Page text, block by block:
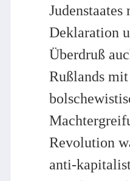
Deklaration
Überdruß
Rußlands
Revolution
anti-